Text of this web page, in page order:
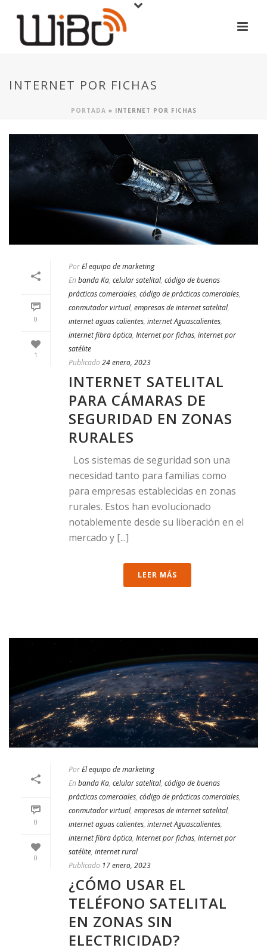
INTERNET POR FICHAS
PORTADA » INTERNET POR FICHAS
0
1
PorEl equipo de marketing
En banda Ka, celular satelital, código de buenas
prácticas comerciales, código de prácticas comerciales,
conmutador virtual, empresas de internet satelital,
internet aguas calientes, internet Aguascalientes,
internet fibra óptica, Internet por fichas, internet por
satélite
Publicado 24 enero, 2023
INTERNET SATELITAL
PARA CÁMARAS DE
SEGURIDAD EN ZONAS
RURALES
Los sistemas de seguridad son una
necesidad tanto para familias como
para empresas establecidas en zonas
rurales. Estos han evolucionado
notablemente desde su liberación en el
mercado y [...]
LEER MÁS
0
0
PorEl equipo de marketing
En banda Ka, celular satelital, código de buenas
prácticas comerciales, código de prácticas comerciales,
conmutador virtual, empresas de internet satelital,
internet aguas calientes, internet Aguascalientes,
internet fibra óptica, Internet por fichas, internet por
satélite, internet rural
Publicado 17 enero, 2023
¿CÓMO USAR EL
TELÉFONO SATELITAL
EN ZONAS SIN
ELECTRICIDAD?